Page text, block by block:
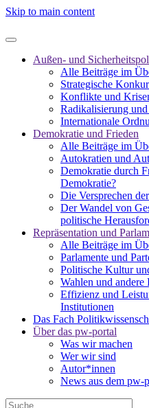
Skip to main content
Außen- und
Alle Beiträge im
Strategische
Konflikte und
Radikalisierung
Internationale
Demokratie und Frieden
Alle Beiträge im
Autokratien und
Demokratie durch
Demokratie?
Die Versprechen
Der Wandel von
politische
Repräsentation und
Alle Beiträge im
Parlamente und
Politische Kultur
Wahlen und
Effizienz und
Institutionen
Das Fach
Über das pw-portal
Was wir machen
Wer wir sind
Autor*innen
News aus dem pw-